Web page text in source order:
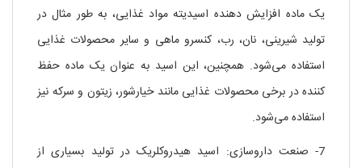
یک ماده افزایش دهنده اسیدیته مواد غذایی، به طور مثال در
تولید شیرینی، نان، رب، کنسرو ماهی و سایر محصولات غذایی
استفاده می‌شود. همچنین، این اسید به عنوان یک ماده حفظ
کننده در برخی محصولات غذایی مانند خیارشور، زیتون و سرکه نیز
استفاده می‌شود.
7- صنعت داروسازی: اسید هیدروکلریک در تولید بسیاری از